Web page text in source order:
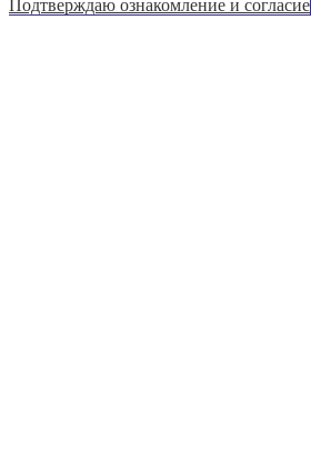
Подтверждаю ознакомление и согласие